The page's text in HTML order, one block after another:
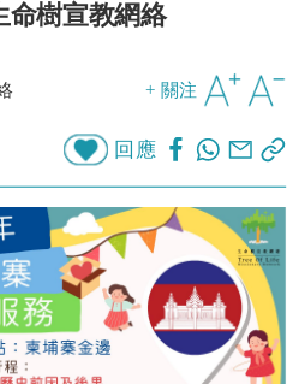
命樹宣教網絡
+ 關注
回應